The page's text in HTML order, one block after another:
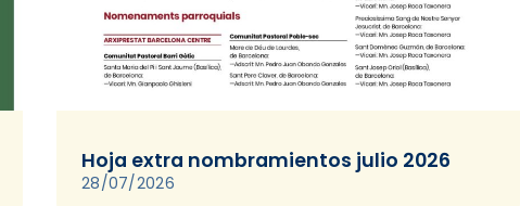
Hoja extra nombramientos julio 2026
28/07/2026